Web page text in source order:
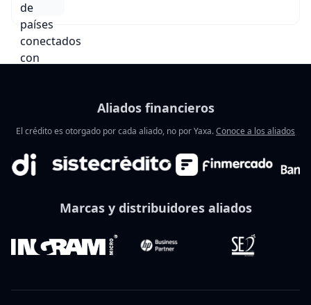
Aliados financieros
El crédito es otorgado por cada aliado, no por Yaxa.Conoce a los aliados
Marcas y distribuidores aliados